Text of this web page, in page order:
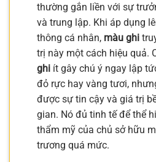
thường gắn liền với sự
và trung lập. Khi áp dụng
thông cá nhân, màu ghi
trị này một cách hiệu quả.
ghi ít gây chú ý ngay lập
đỏ rực hay vàng tươi,
được sự tin cậy và giá trị
gian. Nó đủ tinh tế để thể
thẩm mỹ của chủ sở hữu
trương quá mức.